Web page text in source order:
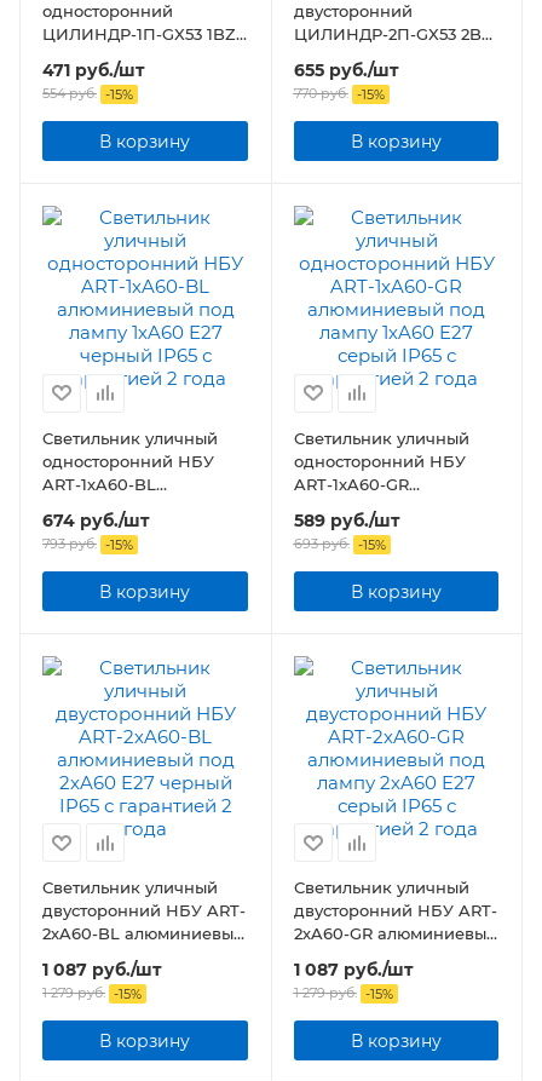
односторонний
ЦИЛИНДР-1П-GX53 1BZ
пластик под лампу GX53
230B бронза IP65
471 руб./шт
554руб. -15%
В корзину
двусторонний
ЦИЛИНДР-2П-GX53 2BZ
пластик под лампу
2хGX53 230B бронза IP65
655руб./шт
770руб. -15%
В корзину
Светильник уличный
односторонний НБУ
ART-1хA60-BL
алюминиевый под
лампу 1хA60 E27 черный
IP65
674 руб./шт
793руб. -15%
В корзину
Светильник уличный
односторонний НБУ
ART-1хA60-GR
алюминиевый под
лампу 1хA60 E27 серый
IP65
589руб./шт
693руб. -15%
В корзину
Светильник уличный
двусторонний НБУ ART-
2хA60-BL алюминиевый
под 2хA60 E27 черный
IP65
1 087 руб./шт
1 279руб. -15%
В корзину
Светильник уличный
двусторонний НБУ ART-
2хA60-GR алюминиевый
под лампу 2хA60 E27
серый IP65
1 087руб./шт
1 279руб. -15%
В корзину